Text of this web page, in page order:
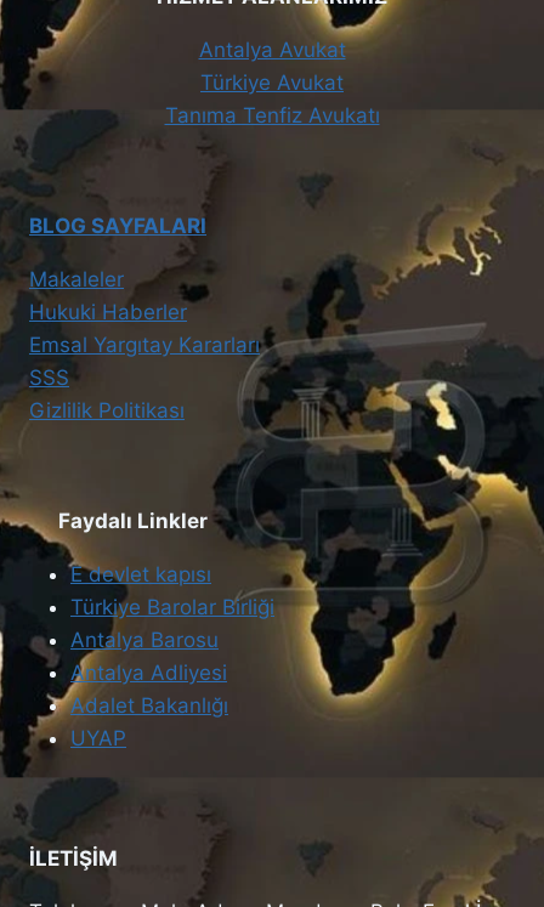
Antalya Avukat
Türkiye Avukat
Tanıma Tenfiz Avukatı
BLOG SAYFALARI
Makaleler
Hukuki Haberler
Emsal Yargıtay Kararları
SSS
Gizlilik Politikası
Faydalı Linkler
E devlet kapısı
Türkiye Barolar Birliği
Antalya Barosu
Antalya Adliyesi
Adalet Bakanlığı
UYAP
İLETİŞİM